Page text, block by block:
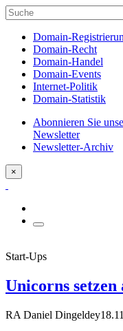
Domain-
Domain-Recht
Domain-Handel
Domain-Events
Internet-Politik
Domain-Statistik
Abonnieren Sie
Newsletter
Newsletter-Archiv
×
Start-Ups
Unicorns
RA Daniel Dingeldey